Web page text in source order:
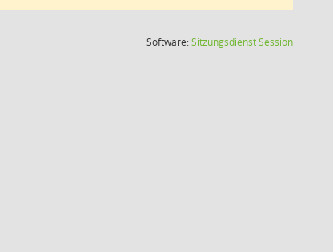
Software:SitzungsdienstSession(Wird in